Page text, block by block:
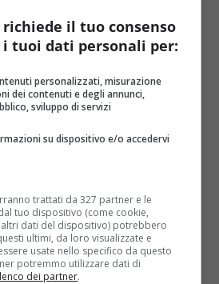
il tuo consenso
tuoi dati personali per:
personalizzati, misurazione
dei contenuti e degli annunci,
sviluppo di servizi
su dispositivo e/o accedervi
trattati da 327 partner e le
tuo dispositivo (come cookie,
dati del dispositivo) potrebbero
ultimi, da loro visualizzate e
usate nello specifico da questo
potremmo utilizzare dati di
dei partner.